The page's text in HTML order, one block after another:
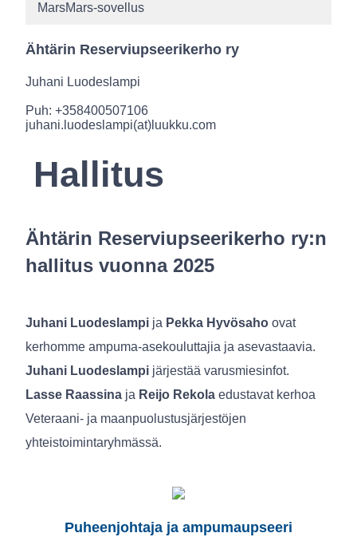
MarsMars-sovellus
Ähtärin Reserviupseerikerho ry
Juhani Luodeslampi
Puh: +358400507106
juhani.luodeslampi(at)luukku.com
Hallitus
Ähtärin Reserviupseerikerho ry:n
hallitus vuonna 2025
Juhani Luodeslampi ja Pekka Hyvösaho ovat
kerhomme ampuma-asekouluttajia ja asevastaavia.
Juhani Luodeslampi järjestää varusmiesinfot.
Lasse Raassina ja Reijo Rekola edustavat kerhoa
Veteraani- ja maanpuolustusjärjestöjen
yhteistoimintaryhmässä.
Puheenjohtaja ja ampumaupseeri